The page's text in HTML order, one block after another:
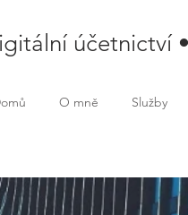
účetnictví
O mně Služby